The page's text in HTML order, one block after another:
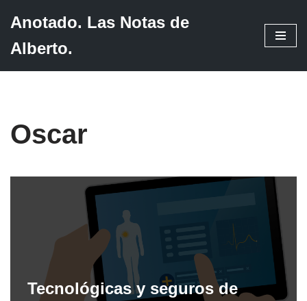
Saltar
Anotado. Las Notas de
Alberto.
Oscar
Tecnológicas y seguros de